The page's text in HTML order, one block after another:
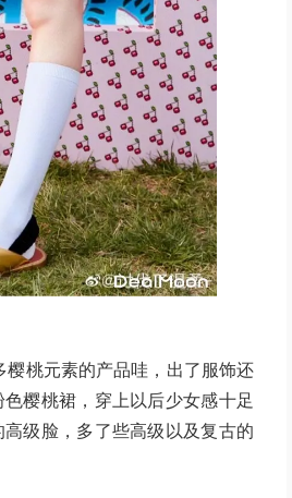
桃元素的产品哇，出了服饰还
樱桃裙，穿上以后少女感十足
级脸，多了些高级以及复古的